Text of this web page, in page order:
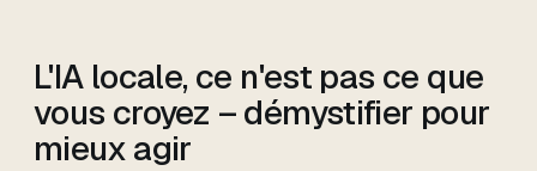
L'IA locale, ce n'est pas ce que
vous croyez – démystifier pour
mieux agir